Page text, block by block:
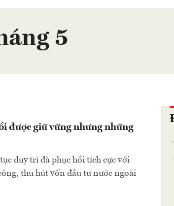
5
được giữ vững nhưng những
duy trì đà phục hồi tích cực với
thu hút vốn đầu tư nước ngoài